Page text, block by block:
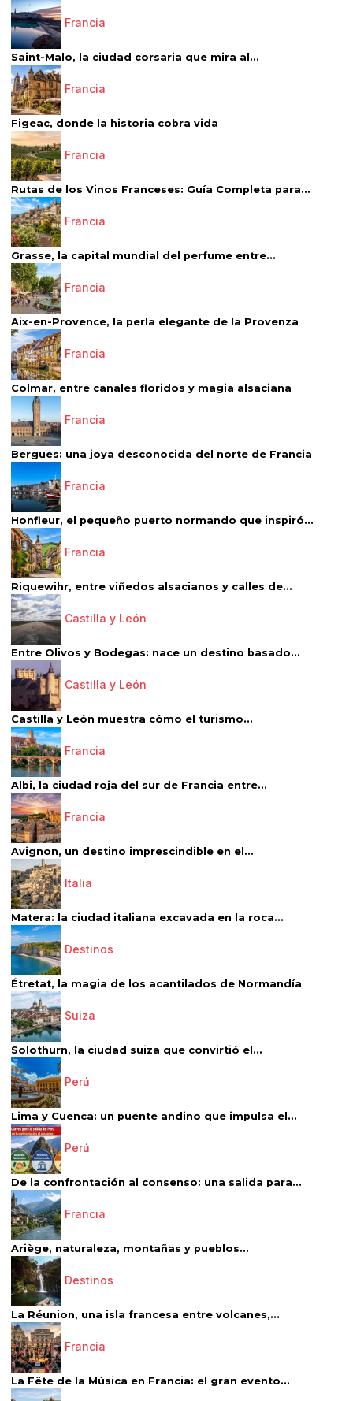
Francia
Saint-Malo, la ciudad corsaria que mira al...
Francia
Figeac, donde la historia cobra vida
Francia
Rutas de los Vinos Franceses: Guía Completa para...
Francia
Grasse, la capital mundial del perfume entre...
Francia
Aix-en-Provence, la perla elegante de la Provenza
Francia
Colmar, entre canales floridos y magia alsaciana
Francia
Bergues: una joya desconocida del norte de Francia
Francia
Honfleur, el pequeño puerto normando que inspiró...
Francia
Riquewihr, entre viñedos alsacianos y calles de...
Castilla y León
Entre Olivos y Bodegas: nace un destino basado...
Castilla y León
Castilla y León muestra cómo el turismo...
Francia
Albi, la ciudad roja del sur de Francia entre...
Francia
Avignon, un destino imprescindible en el...
Italia
Matera: la ciudad italiana excavada en la roca...
Destinos
Étretat, la magia de los acantilados de Normandía
Suiza
Solothurn, la ciudad suiza que convirtió el...
Perú
Lima y Cuenca: un puente andino que impulsa el...
Perú
De la confrontación al consenso: una salida para...
Francia
Ariège, naturaleza, montañas y pueblos...
Destinos
La Réunion, una isla francesa entre volcanes,...
Francia
La Fête de la Música en Francia: el gran evento...